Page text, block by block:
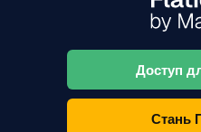
Доступ
Стань